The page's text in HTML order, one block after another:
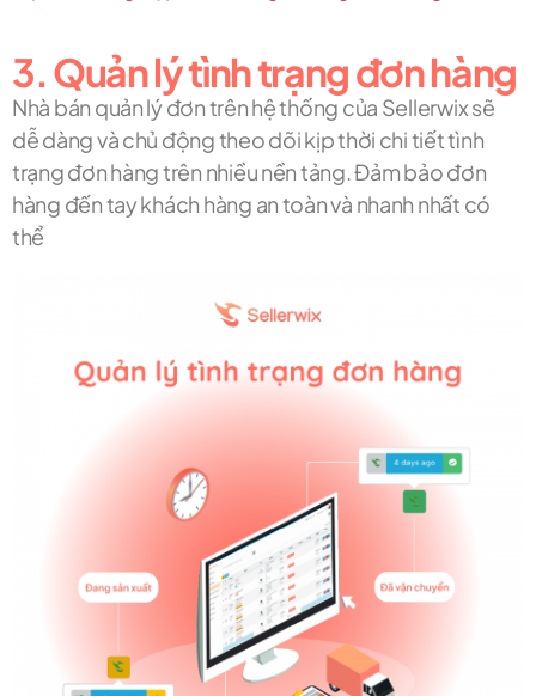
3. Quản lý tình trạng đơn hàng
Nhà bán quản lý đơn trên hệ thống của Sellerwix sẽ
dễ dàng và chủ động theo dõi kịp thời chi tiết tình
trạng đơn hàng trên nhiều nền tảng. Đảm bảo đơn
hàng đến tay khách hàng an toàn và nhanh nhất có
thể